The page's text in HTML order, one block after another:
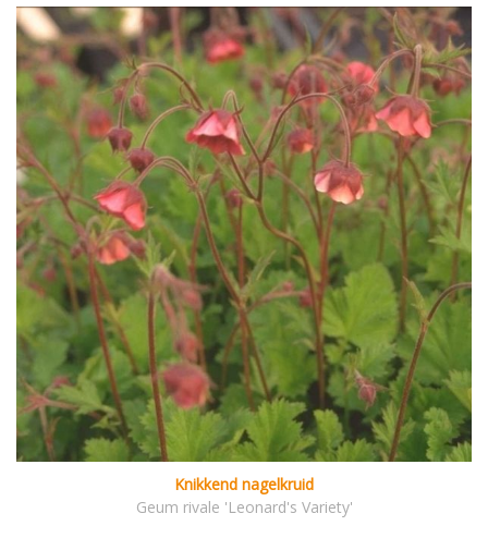
Knikkend nagelkruid
Geum rivale 'Leonard's Variety'